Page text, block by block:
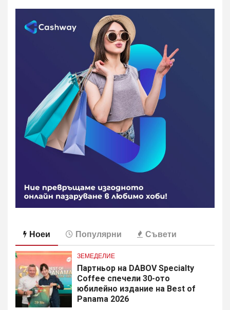
Ноеи Популярни Съвети
ЗЕМЕДЕЛИЕ
Партньор на DABOV Specialty
Coffee спечели 30-ото
юбилейно издание на Best of
Panama 2026